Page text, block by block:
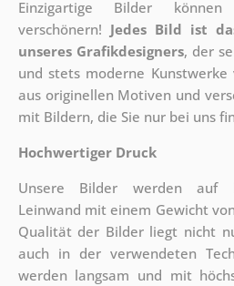
Einzigartige Bilder
verschönern! Jedes Bild ist
unseres Grafikdesigners, der
und stets moderne Kunstwerke
aus originellen Motiven und
mit Bildern, die Sie nur bei uns
Hochwertiger Druck
Unsere Bilder werden auf
Leinwand mit einem Gewicht
Qualität der Bilder liegt nicht
auch in der verwendeten
werden langsam und mit